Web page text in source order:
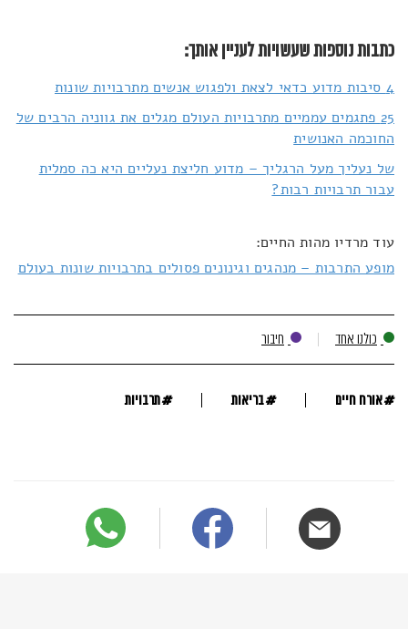
כתבות נוספות שעשויות לעניין אותך:
4 סיבות מדוע כדאי לצאת ולפגוש אנשים מתרבויות שונות
25 פתגמים עממיים מתרבויות העולם מגלים את גווניה הרבים של
החוכמה האנושית
של נעליך מעל הרגליך – מדוע חליצת נעליים היא כה סמלית
עבור תרבויות רבות?
עוד מרדיו מהות החיים:
מופע התרבות – מנהגים וגינונים פסולים בתרבויות שונות בעולם
כולנו אחד חיבור
#אורח חיים #בריאות #תרבויות